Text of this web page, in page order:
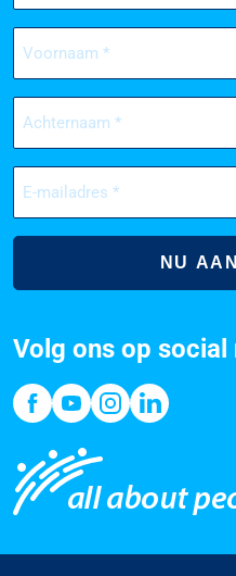
(Vereist)
(Vereist)
mailadres
(Vereist)
Volg ons op social